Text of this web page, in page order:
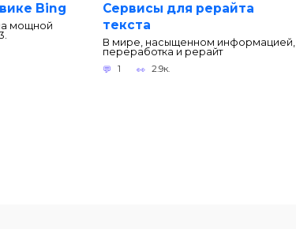
Bing
мощной
Сервисы для рерайта
текста
В мире, насыщенном информацией,
переработка и рерайт
1 2.9к.